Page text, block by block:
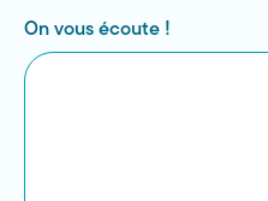
On vous écoute !